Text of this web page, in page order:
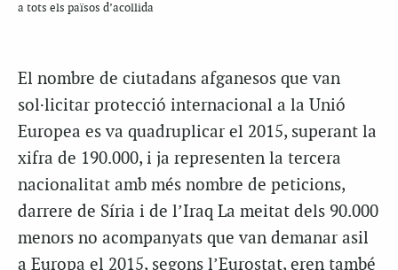
a tots els països d’acollida
El nombre de ciutadans afganesos que van
sol·licitar protecció internacional a la Unió
Europea es va quadruplicar el 2015, superant la
xifra de 190.000, i ja representen la tercera
nacionalitat amb més nombre de peticions,
darrere de Síria i de l’Iraq La meitat dels 90.000
menors no acompanyats que van demanar asil
a Europa el 2015, segons l’Eurostat, eren també